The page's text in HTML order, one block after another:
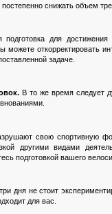
снижать объем
подготовка для
откорректировать
задаче.
В то же время следует
свою спортивную
другими видами
подготовкой вашего
дня не стоит
для вас.